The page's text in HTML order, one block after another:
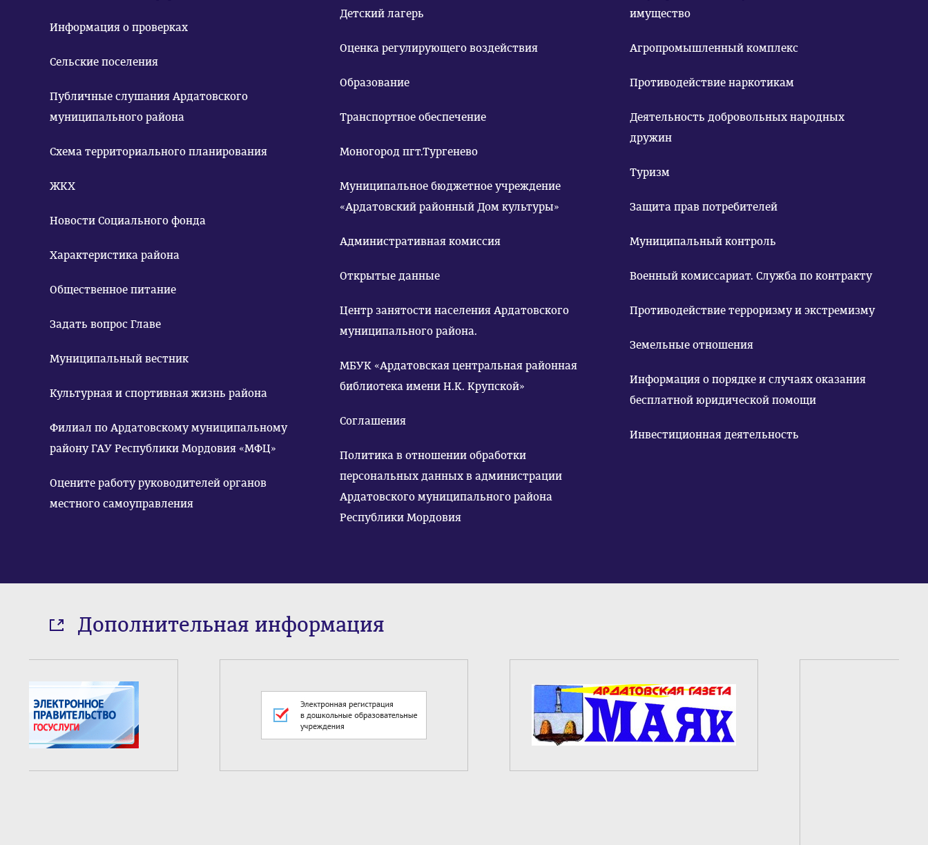
Информация о проверках
Сельские поселения
Публичные слушания Ардатовского
муниципального района
Схема территориального планирования
ЖКХ
Новости Социального фонда
Характеристика района
Общественное питание
Задать вопрос Главе
Муниципальный вестник
Культурная и спортивная жизнь района
Филиал по Ардатовскому муниципальному
району ГАУ Республики Мордовия «МФЦ»
Оцените работу руководителей органов
местного самоуправления
Детский лагерь
Оценка регулирующего воздействия
Образование
Транспортное обеспечение
Моногород пгт.Тургенево
Муниципальное бюджетное учреждение
«Ардатовский районный Дом культуры»
Административная комиссия
Открытые данные
Центр занятости населения Ардатовского
муниципального района.
МБУК «Ардатовская центральная районная
библиотека имени Н.К. Крупской»
Соглашения
Политика в отношении обработки
персональных данных в администрации
Ардатовского муниципального района
Республики Мордовия
имущество
Агропромышленный комплекс
Противодействие наркотикам
Деятельность добровольных народных
дружин
Туризм
Защита прав потребителей
Муниципальный контроль
Военный комиссариат. Служба по контракту
Противодействие терроризму и экстремизму
Земельные отношения
Информация о порядке и случаях оказания
бесплатной юридической помощи
Инвестиционная деятельность
Дополнительная информация